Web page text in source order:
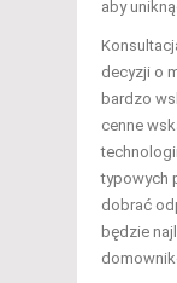
aby
decyzji o
bardzo
cenne
typowych
dobrać
będzie